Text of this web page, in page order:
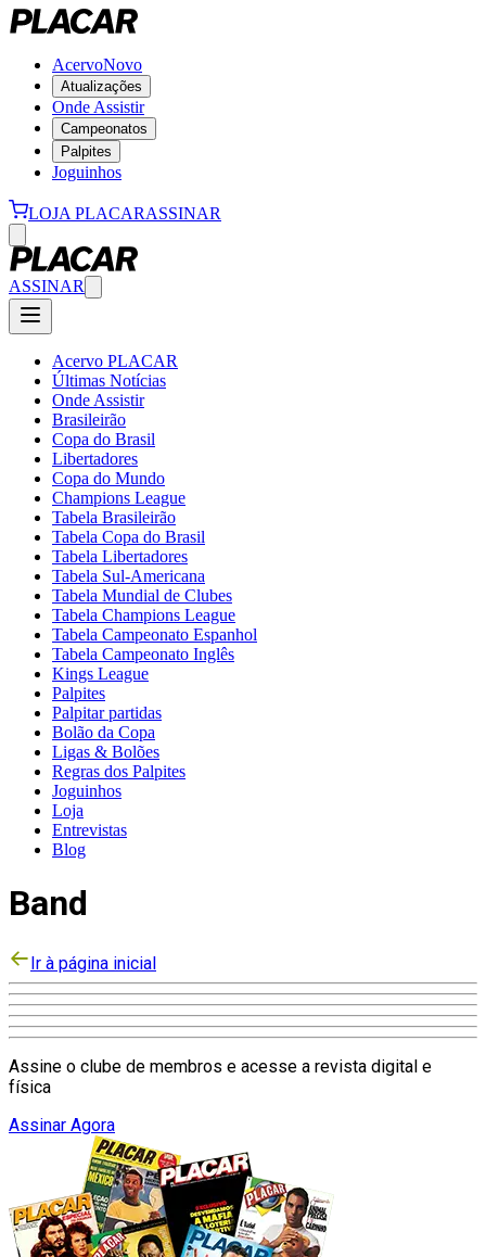
AcervoNovo
Atualizações
Onde Assistir
Campeonatos
Palpites
Joguinhos
LOJA PLACARASSINAR
ASSINAR
Acervo PLACAR
Últimas Notícias
Onde Assistir
Brasileirão
Copa do Brasil
Libertadores
Copa do Mundo
Champions League
Tabela Brasileirão
Tabela Copa do Brasil
Tabela Libertadores
Tabela Sul-Americana
Tabela Mundial de Clubes
Tabela Champions League
Tabela Campeonato Espanhol
Tabela Campeonato Inglês
Kings League
Palpites
Palpitar partidas
Bolão da Copa
Ligas & Bolões
Regras dos Palpites
Joguinhos
Loja
Entrevistas
Blog
Band
Ir à página inicial
Assine o clube de membros e acesse a revista digital e
física
Assinar Agora